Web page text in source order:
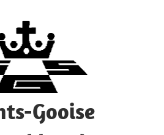
Gooise